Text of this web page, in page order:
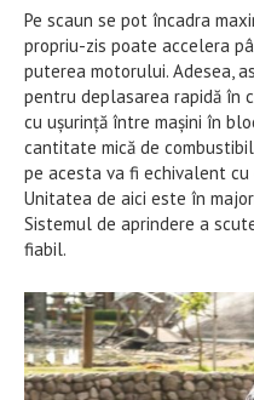
Pe scaun se pot încadra
propriu-zis poate accelera
puterea motorului. Adesea,
pentru deplasarea rapidă în
cu ușurință între mașini în
cantitate mică de
pe acesta va fi echivalent
Unitatea de aici este în
Sistemul de aprindere a
fiabil.